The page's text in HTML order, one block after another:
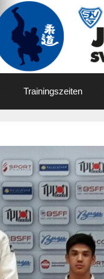
Trainingszeiten